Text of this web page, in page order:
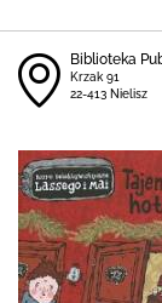
Biblioteka
Krzak 91
22-413 Nielisz